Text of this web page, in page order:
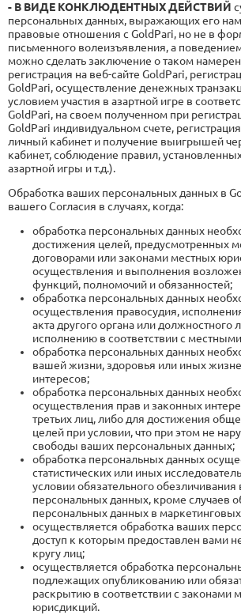
- В ВИДЕ КОНКЛЮДЕНТНЫХ ДЕЙСТВИЙ
персональных данных, выражающих его
правовые отношения с GoldPari, но не в
письменного волеизъявления, а
можно сделать заключение о таком
регистрация на веб-сайте GoldPari,
GoldPari, осуществление денежных
условием участия в азартной игре в
GoldPari, на своем полученном при
GoldPari индивидуальном счете,
личный кабинет и получение выигрышей
кабинет, соблюдение правил,
азартной игры и т.д.).
Обработка ваших персональных данных в
вашего Согласия в случаях, когда:
обработка персональных данных
достижения целей, предусмотренных
договорами или законами местных
осуществления и выполнения
функций, полномочий и обязанностей;
обработка персональных данных
осуществления правосудия,
акта другого органа или
исполнению в соответствии с
обработка персональных данных
вашей жизни, здоровья или иных
интересов;
обработка персональных данных
осуществления прав и законных
третьих лиц, либо для достижения
целей при условии, что при этом не
свободы ваших персональных данных;
обработка персональных данных
статистических или иных
условии обязательного обезличивания
персональных данных, кроме случаев
персональных данных в
осуществляется обработка ваших
доступ к которым предоставлен вами
кругу лиц;
осуществляется обработка
подлежащих опубликованию или
раскрытию в соответствии с законами
юрисдикций.